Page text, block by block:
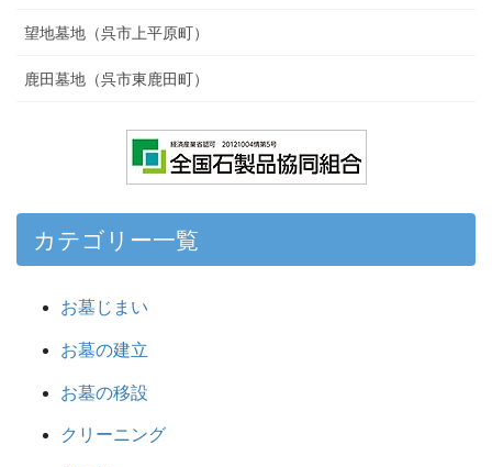
望地墓地（呉市上平原町）
鹿田墓地（呉市東鹿田町）
カテゴリー一覧
お墓じまい
お墓の建立
お墓の移設
クリーニング